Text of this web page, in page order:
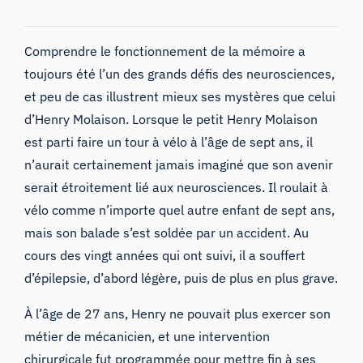
Comprendre le fonctionnement de la mémoire a
toujours été l’un des grands défis des neurosciences,
et peu de cas illustrent mieux ses mystères que celui
d’Henry Molaison. Lorsque le petit Henry Molaison
est parti faire un tour à vélo à l’âge de sept ans, il
n’aurait certainement jamais imaginé que son avenir
serait étroitement lié aux neurosciences. Il roulait à
vélo comme n’importe quel autre enfant de sept ans,
mais son balade s’est soldée par un accident. Au
cours des vingt années qui ont suivi, il a souffert
d’épilepsie, d’abord légère, puis de plus en plus grave.
À l’âge de 27 ans, Henry ne pouvait plus exercer son
métier de mécanicien, et une intervention
chirurgicale fut programmée pour mettre fin à ses